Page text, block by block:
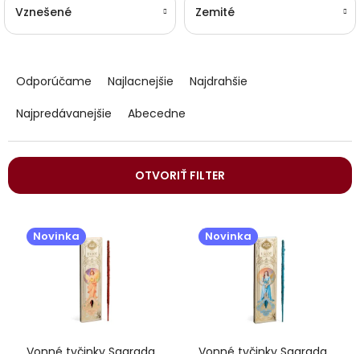
Vznešené Zemité
a
e
e
p
Odporúčame Najlacnejšie
Najdrahšie
Najpredávanejšie
Abecedne
OTVORIŤ FILTER
Novinka Novinka